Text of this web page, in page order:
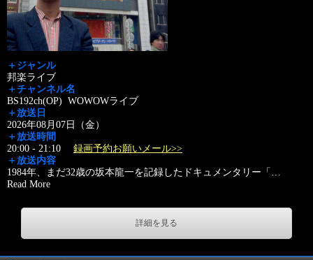
＋ジャンル
邦楽ライブ
＋チャンネル名
BS192ch(OP) WOWOWライブ
＋放送日
2026年08月07日（金）
＋放送時間
20:00 - 21:10 録画予約お願いメール>>
＋放送内容
1984年、まだ32歳の坂本龍一を記録したドキュメンタリー「 …
Read More
詳細を見る